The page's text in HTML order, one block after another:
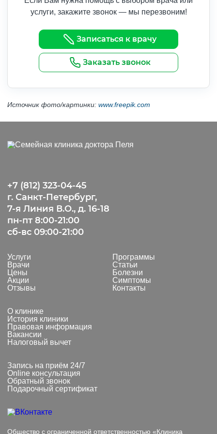
услуги, закажите звонок — мы перезвоним!
Записаться к врачу
Заказать звонок
Источник фото/картинки: www.freepik.com
+7 (812) 323-04-45
г. Санкт-Петербург,
7-я Линия В.О., д. 16-18
пн-пт 8:00-21:00
сб-вс 09:00-21:00
Услуги
Врачи
Цены
Акции
Отзывы
Программы
Статьи
Болезни
Симптомы
Контакты
О клинике
История клиники
Правовая информация
Вакансии
Налоговый вычет
Запись на приём 24/7
Online консультация
Обратный звонок
Подарочный сертификат
Общество с ограниченной ответственностью «Клиника